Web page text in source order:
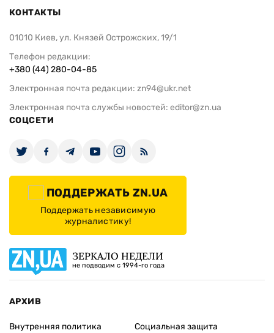
КОНТАКТЫ
01010 Киев, ул. Князей Острожских, 19/1
Телефон редакции:
+380 (44) 280-04-85
Электронная почта редакции: zn94@ukr.net
Электронная почта службы новостей: editor@zn.ua
СОЦСЕТИ
ПОДДЕРЖАТЬ ZN.UA
Поддержать независимую
журналистику!
ЗЕРКАЛО НЕДЕЛИ
не подводим с 1994-го года
АРХИВ
Внутренняя политика
Социальная защита